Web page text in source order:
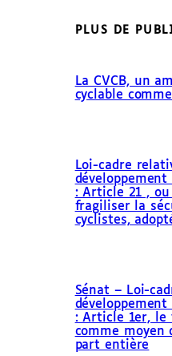
PLUS DE
La CVCB, un
cyclable
Loi-cadre
: Article 21 ,
fragiliser la
cyclistes,
Sénat – Loi-
: Article 1er, le
comme moyen
part entière